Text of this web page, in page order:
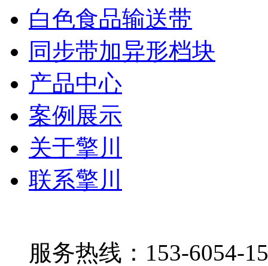
白色食品输送带
同步带加异形档块
产品中心
案例展示
关于擎川
联系擎川
服务热线：153-6054-